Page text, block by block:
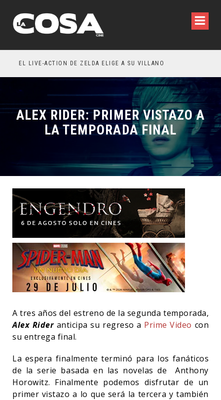
EL LIVE-ACTION DE ZELDA ELIGE A SU VILLANO
ALEX RIDER: PRIMER VISTAZO A
LA TEMPORADA FINAL
A tres años del estreno de la segunda temporada,
Alex Rideranticipa su regreso a Prime Video con
su entrega final.
La espera finalmente terminó para los fanáticos
de la serie basada en las novelas de Anthony
Horowitz. Finalmente podemos disfrutar de un
primer vistazo a lo que será la tercera y también